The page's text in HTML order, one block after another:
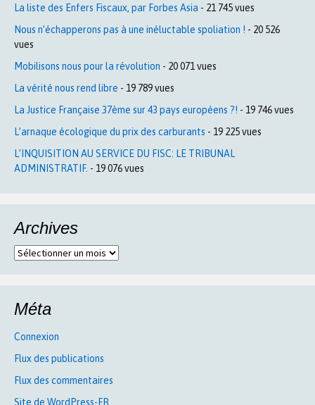
La liste des Enfers Fiscaux, par Forbes Asia - 21 745 vues
Nous n’échapperons pas à une inéluctable spoliation ! - 20 526
vues
Mobilisons nous pour la révolution - 20 071 vues
La vérité nous rend libre - 19 789 vues
La Justice Française 37ème sur 43 pays européens ?! - 19 746 vues
L’arnaque écologique du prix des carburants - 19 225 vues
L’INQUISITION AU SERVICE DU FISC: LE TRIBUNAL
ADMINISTRATIF. - 19 076 vues
Archives
Archives
Méta
Connexion
Flux des publications
Flux des commentaires
Site de WordPress-FR